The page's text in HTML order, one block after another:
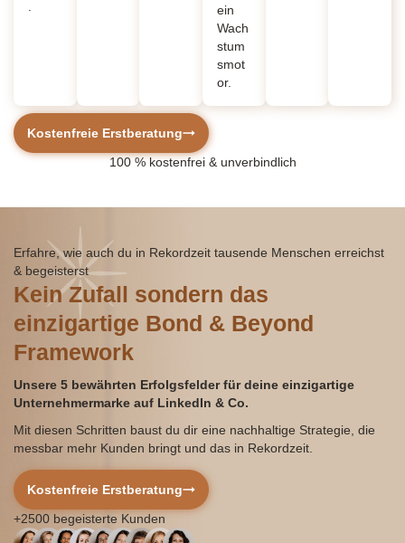
ein
Wach
stum
smot
or.
Kostenfreie Erstberatung
100 %kostenfrei& unverbindlich
Erfahre, wie auch du in Rekordzeit tausende Menschen erreichst
& begeisterst
Kein Zufall sondern das
einzigartige Bond & Beyond
Framework
Unsere 5 bewährten Erfolgsfelder für deine einzigartige
Unternehmermarke auf LinkedIn & Co.
Mit diesen Schritten baust du dir eine nachhaltige Strategie, die
messbar mehr Kunden bringt und das in Rekordzeit.
Kostenfreie Erstberatung
+2500 begeisterte Kunden